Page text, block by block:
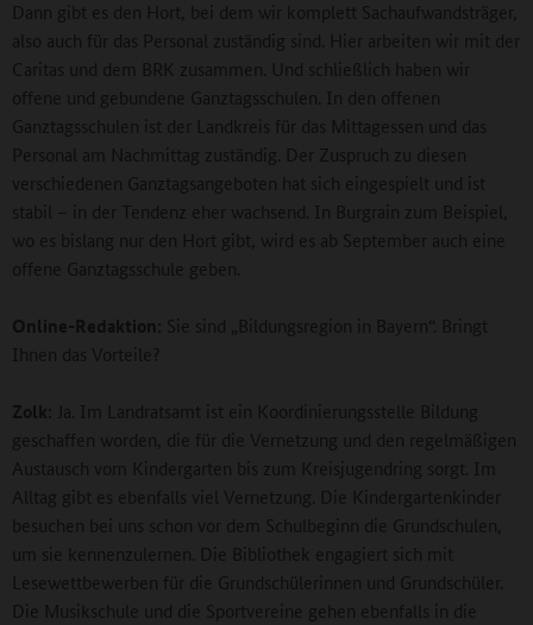
Dann gibt es den Hort, bei dem wir komplett Sachaufwandsträger,
also auch für das Personal zuständig sind. Hier arbeiten wir mit der
Caritas und dem BRK zusammen. Und schließlich haben wir
offene und gebundene Ganztagsschulen. In den offenen
Ganztagsschulen ist der Landkreis für das Mittagessen und das
Personal am Nachmittag zuständig. Der Zuspruch zu diesen
verschiedenen Ganztagsangeboten hat sich eingespielt und ist
stabil – in der Tendenz eher wachsend. In Burgrain zum Beispiel,
wo es bislang nur den Hort gibt, wird es ab September auch eine
offene Ganztagsschule geben.
Online-Redaktion:
Sie sind „Bildungsregion in Bayern“. Bringt
Ihnen das Vorteile?
Zolk:
Ja. Im Landratsamt ist ein Koordinierungsstelle Bildung
geschaffen worden, die für die Vernetzung und den regelmäßigen
Austausch vom Kindergarten bis zum Kreisjugendring sorgt. Im
Alltag gibt es ebenfalls viel Vernetzung. Die Kindergartenkinder
besuchen bei uns schon vor dem Schulbeginn die Grundschulen,
um sie kennenzulernen. Die Bibliothek engagiert sich mit
Lesewettbewerben für die Grundschülerinnen und Grundschüler.
Die Musikschule und die Sportvereine gehen ebenfalls in die